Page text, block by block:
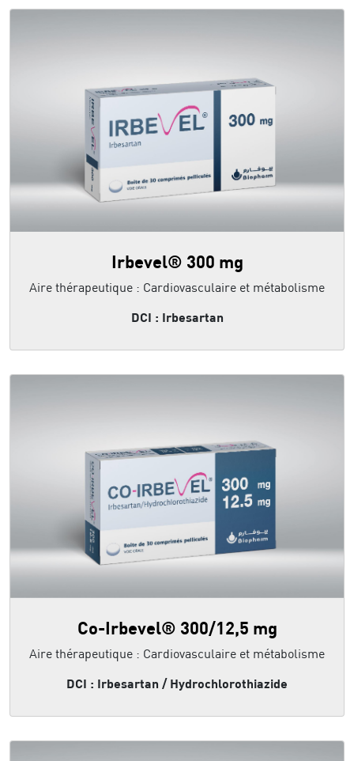
Irbevel® 300 mg
Aire thérapeutique : Cardiovasculaire et métabolisme
DCI : Irbesartan
Co-Irbevel® 300/12,5 mg
Aire thérapeutique : Cardiovasculaire et métabolisme
DCI : Irbesartan / Hydrochlorothiazide